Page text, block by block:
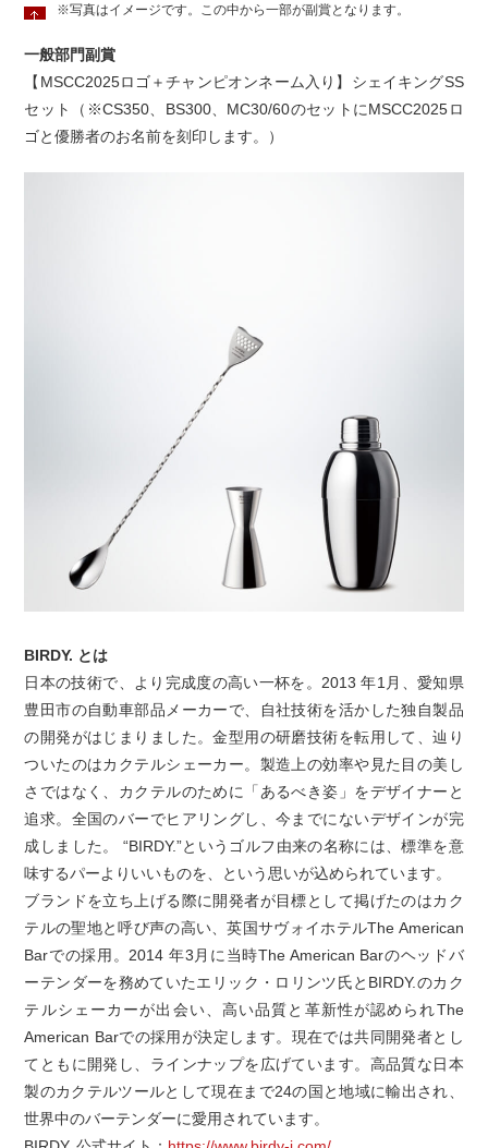
※写真はイメージです。この中から一部が副賞となります。
一般部門副賞
【MSCC2025ロゴ＋チャンピオンネーム入り】シェイキングSS
セット（※CS350、BS300、MC30/60のセットにMSCC2025ロ
ゴと優勝者のお名前を刻印します。）
BIRDY. とは
日本の技術で、より完成度の高い一杯を。2013 年1月、愛知県
豊田市の自動車部品メーカーで、自社技術を活かした独自製品
の開発がはじまりました。金型用の研磨技術を転用して、辿り
ついたのはカクテルシェーカー。製造上の効率や見た目の美し
さではなく、カクテルのために「あるべき姿」をデザイナーと
追求。全国のバーでヒアリングし、今までにないデザインが完
成しました。 “BIRDY.”というゴルフ由来の名称には、標準を意
味するパーよりいいものを、という思いが込められています。
ブランドを立ち上げる際に開発者が目標として掲げたのはカク
テルの聖地と呼び声の高い、英国サヴォイホテルThe American
Barでの採用。2014 年3月に当時The American Barのヘッドバ
ーテンダーを務めていたエリック・ロリンツ氏とBIRDY.のカク
テルシェーカーが出会い、高い品質と革新性が認められThe
American Barでの採用が決定します。現在では共同開発者とし
てともに開発し、ラインナップを広げています。高品質な日本
製のカクテルツールとして現在まで24の国と地域に輸出され、
世界中のバーテンダーに愛用されています。